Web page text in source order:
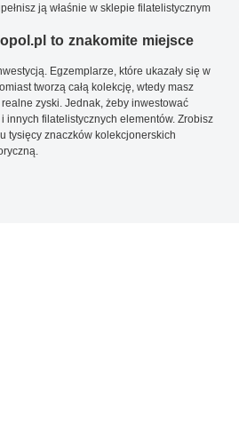
ją właśnie w sklepie filatelistycznym
to znakomite miejsce
Egzemplarze, które ukazały się w
tworzą całą kolekcję, wtedy masz
zyski. Jednak, żeby inwestować
filatelistycznych elementów. Zrobisz
tysięcy znaczków kolekcjonerskich